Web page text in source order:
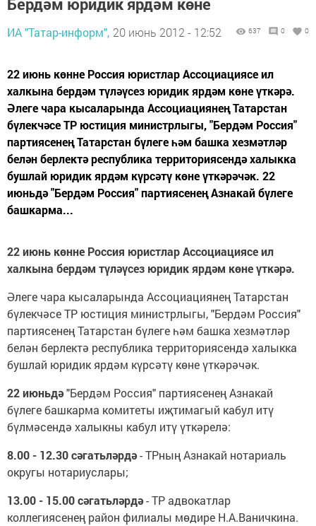
Бердәм юридик ярдәм көне
ИА "Татар-информ", 20 июнь 2012 - 12:52 637 0 0
22 июнь көнне Россия юристлар Ассоциациясе ил
халкына бердәм түләүсез юридик ярдәм көне үткәрә.
Әлеге чара кысаларында Ассоциациянең Татарстан
бүлекчәсе ТР юстиция министрлыгы, "Бердәм Россия"
партиясенең Татарстан бүлеге һәм башка хезмәтләр
белән берлектә республика территориясендә халыкка
бушлай юридик ярдәм күрсәтү көне үткәрәчәк. 22
июньдә "Бердәм Россия" партиясенең Азнакай бүлеге
башкарма...
22 июнь көнне Россия юристлар Ассоциациясе ил
халкына бердәм түләүсез юридик ярдәм көне үткәрә.
Әлеге чара кысаларында Ассоциациянең Татарстан
бүлекчәсе ТР юстиция министрлыгы, "Бердәм Россия"
партиясенең Татарстан бүлеге һәм башка хезмәтләр
белән берлектә республика территориясендә халыкка
бушлай юридик ярдәм күрсәтү көне үткәрәчәк.
22 июньдә"Бердәм Россия" партиясенең Азнакай
бүлеге башкарма комитеты иҗтимагый кабул итү
бүлмәсендә халыкны кабул итү үткәрелә:
8.00 - 12.30 сәгатьләрдә- ТРның Азнакай нотариаль
округы нотариуслары;
13.00 - 15.00 сәгатьләрдә- ТР адвокатлар
коллегиясенең район филиалы мөдире Н.А.Ваничкина.